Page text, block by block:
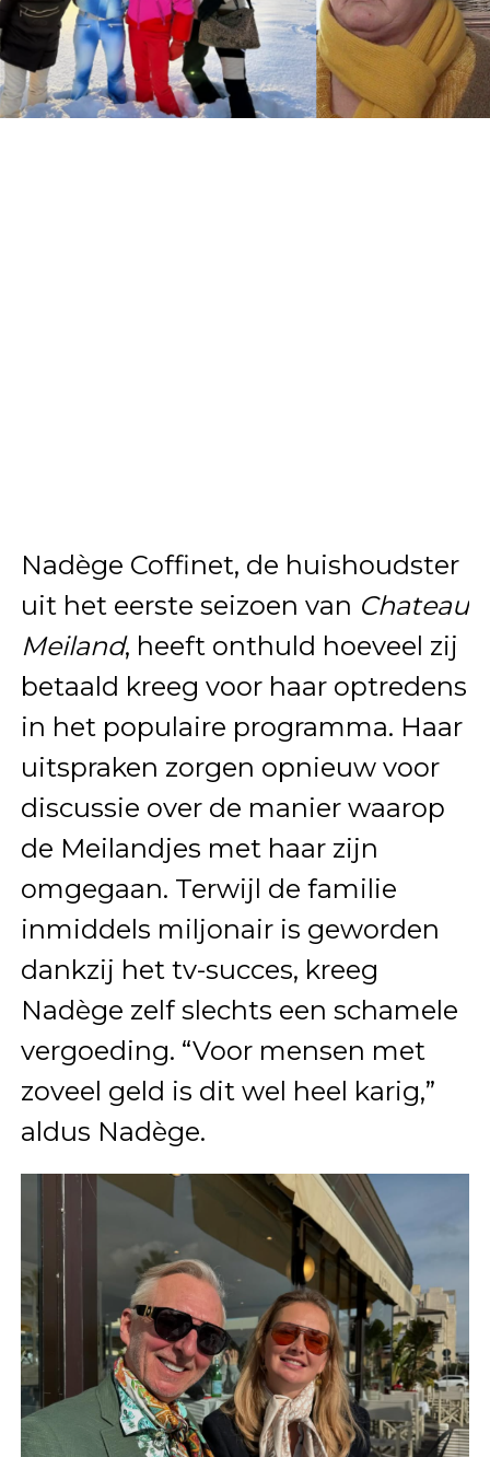
Nadège Coffinet, de huishoudster
uit het eerste seizoen van Chateau
Meiland, heeft onthuld hoeveel zij
betaald kreeg voor haar optredens
in het populaire programma. Haar
uitspraken zorgen opnieuw voor
discussie over de manier waarop
de Meilandjes met haar zijn
omgegaan. Terwijl de familie
inmiddels miljonair is geworden
dankzij het tv-succes, kreeg
Nadège zelf slechts een schamele
vergoeding. “Voor mensen met
zoveel geld is dit wel heel karig,”
aldus Nadège.